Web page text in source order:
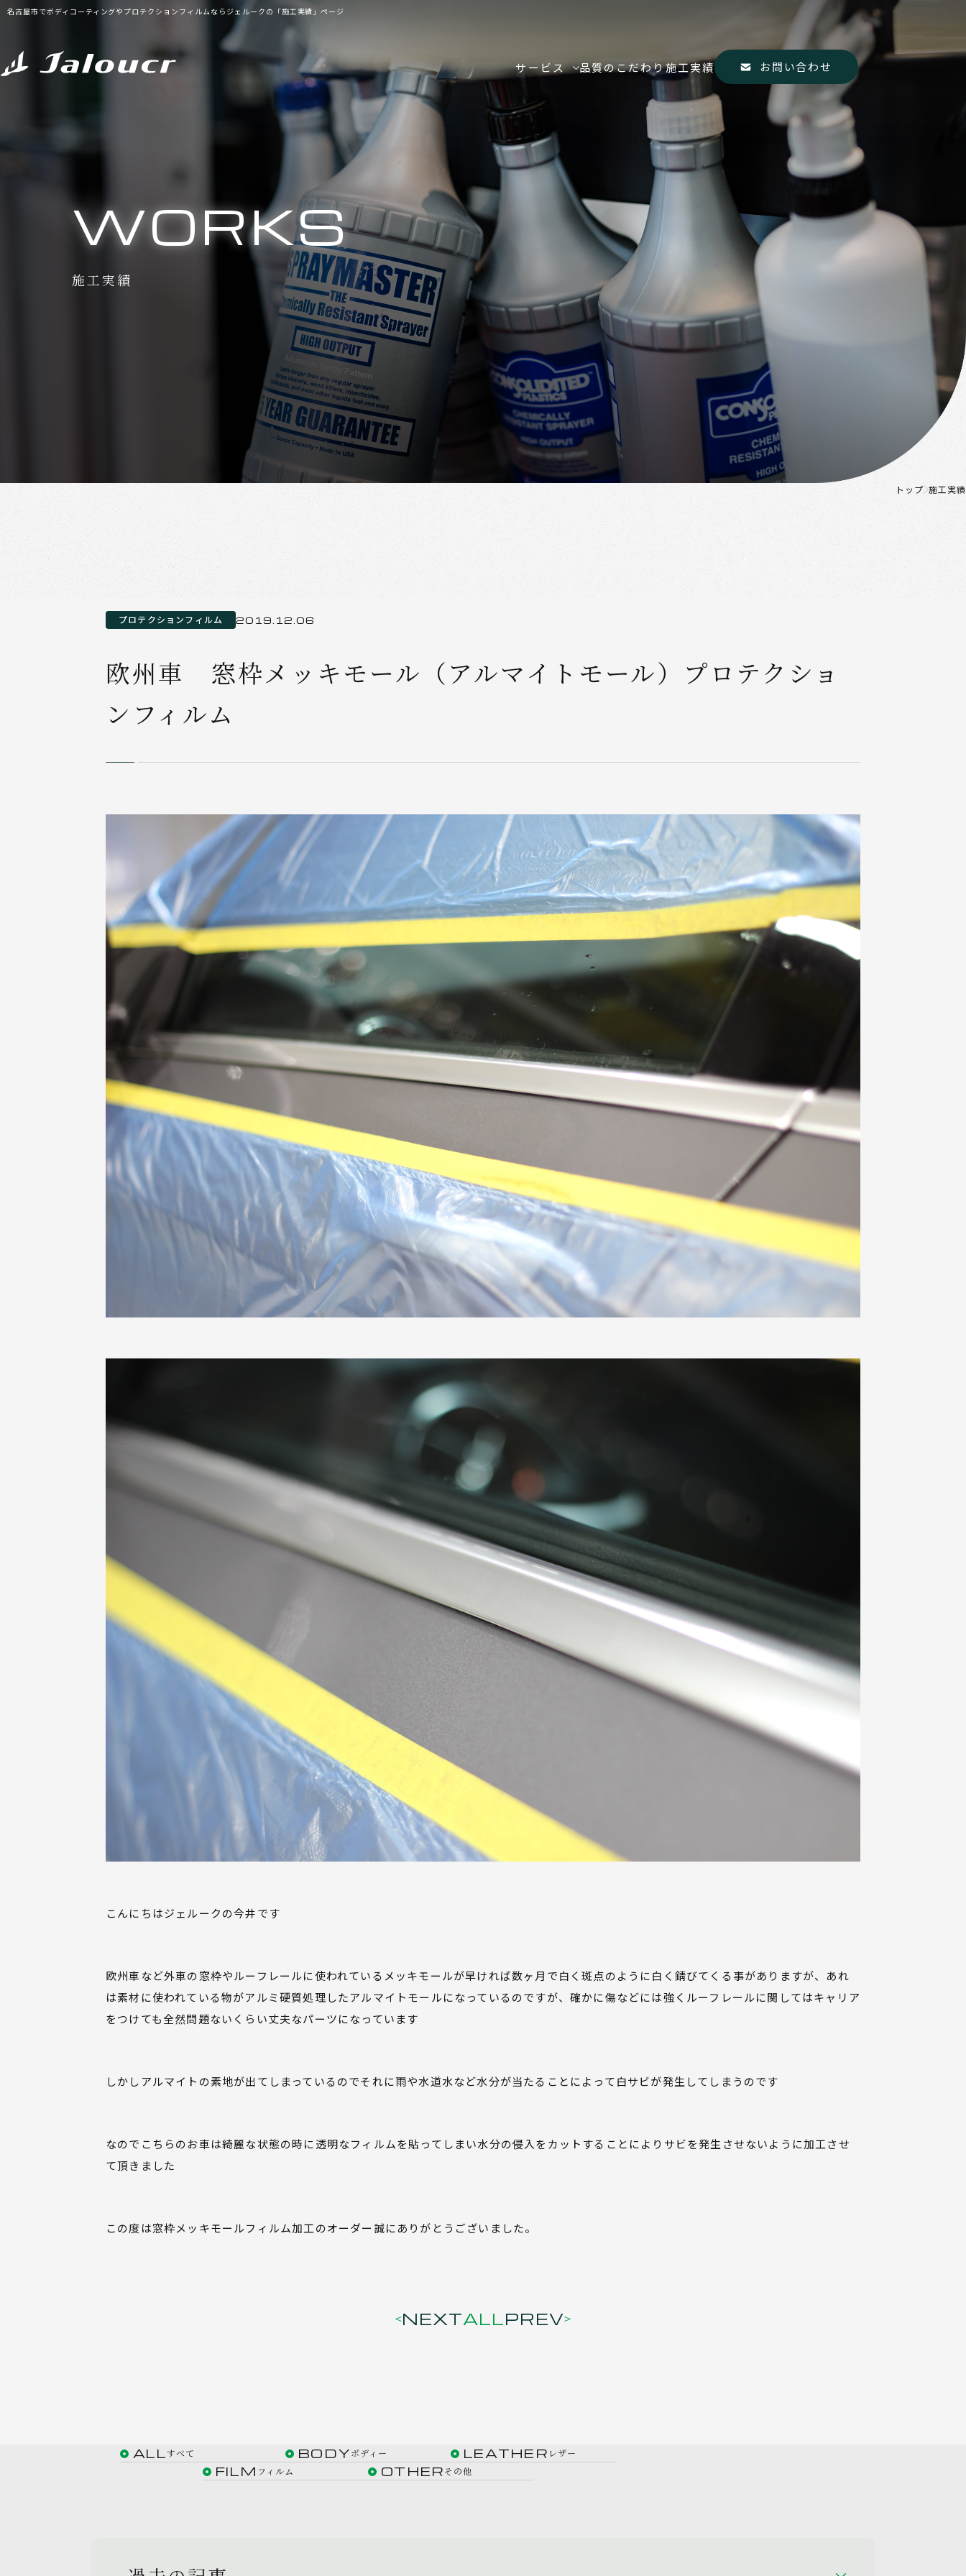
名古屋市でボディコーティングやプロテクションフィルムならジェルークの「施工実績」ページ
サービス 品質のこだわり施工実績 お問い合わせ
WORKS
施工実績
トップ 施工実績
プロテクションフィルム 2019.12.06
欧州車 窓枠メッキモール（アルマイトモール）プロテクショ
ンフィルム
こんにちはジェルークの今井です
欧州車など外車の窓枠やルーフレールに使われているメッキモールが早ければ数ヶ月で白く斑点のように白く錆びてくる事がありますが、あれ
は素材に使われている物がアルミ硬質処理したアルマイトモールになっているのですが、確かに傷などには強くルーフレールに関してはキャリア
をつけても全然問題ないくらい丈夫なパーツになっています
しかしアルマイトの素地が出てしまっているのでそれに雨や水道水など水分が当たることによって白サビが発生してしまうのです
なのでこちらのお車は綺麗な状態の時に透明なフィルムを貼ってしまい水分の侵入をカットすることによりサビを発生させないように加工させ
て頂きました
この度は窓枠メッキモールフィルム加工のオーダー誠にありがとうございました。
NEXTALLPREV
ALLすべて BODYボディー LEATHER レザー
FILM フィルム OTHERその他